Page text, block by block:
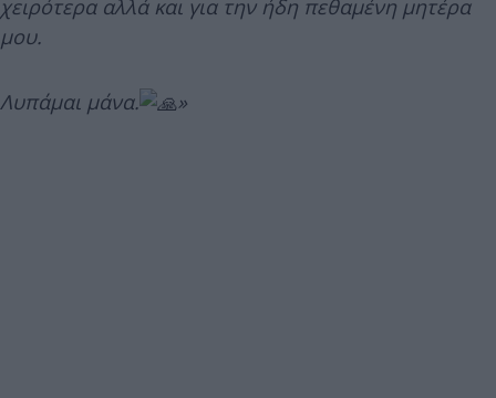
χειρότερα αλλά και για την ήδη πεθαμένη μητέρα
μου.
Λυπάμαι μάνα. »